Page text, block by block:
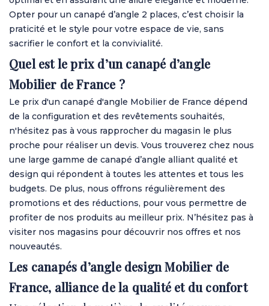
Opter pour un canapé d’angle 2 places, c’est choisir la
praticité et le style pour votre espace de vie, sans
sacrifier le confort et la convivialité.
Quel est le prix d’un canapé d’angle
Mobilier de France ?
Le prix d'un canapé d'angle Mobilier de France dépend
de la configuration et des revêtements souhaités,
n'hésitez pas à vous rapprocher du magasin le plus
proche pour réaliser un devis. Vous trouverez chez nous
une large gamme de canapé d’angle alliant qualité et
design qui répondent à toutes les attentes et tous les
budgets. De plus, nous offrons régulièrement des
promotions et des réductions, pour vous permettre de
profiter de nos produits au meilleur prix. N’hésitez pas à
visiter nos magasins pour découvrir nos offres et nos
nouveautés.
Les canapés d’angle design Mobilier de
France, alliance de la qualité et du confort